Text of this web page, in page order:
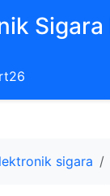
Sigara
sigara